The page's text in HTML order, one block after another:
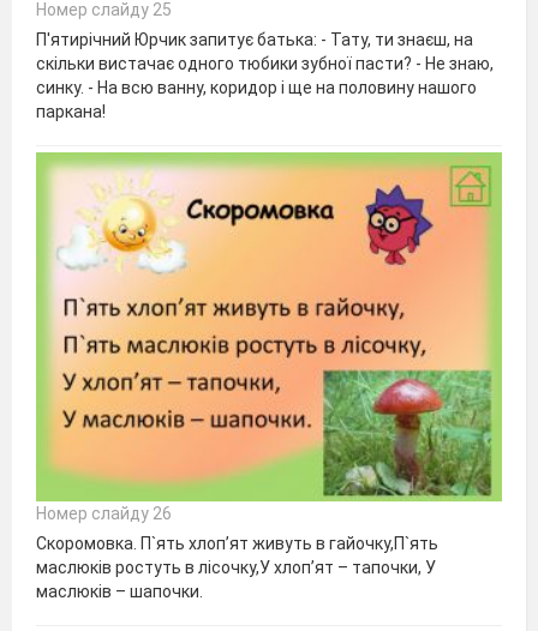
Номер слайду 25
П'ятирічний Юрчик запитує батька: - Тату, ти знаєш, на
скільки вистачає одного тюбики зубної пасти? - Не знаю,
синку. - На всю ванну, коридор і ще на половину нашого
паркана!
Номер слайду 26
Скоромовка. П`ять хлоп’ят живуть в гайочку,П`ять
маслюків ростуть в лісочку,У хлоп’ят – тапочки, У
маслюків – шапочки.